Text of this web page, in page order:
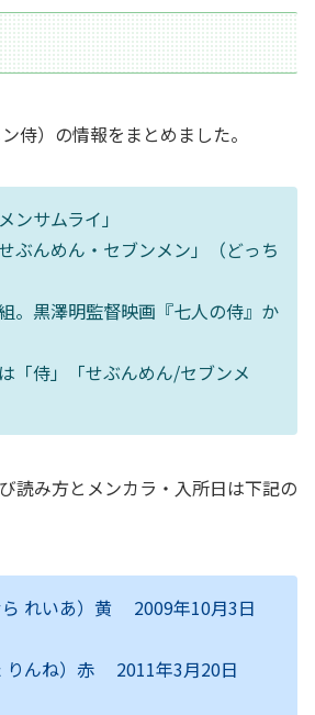
侍）の情報をまとめました。
サムライ」
ぶんめん・セブンメン」（どっち
。黒澤明監督映画『七人の侍』か
「侍」「せぶんめん/セブンメ
読み方とメンカラ・入所日は下記の
れいあ）黄
2009年10月3日
りんね）赤
2011年3月20日